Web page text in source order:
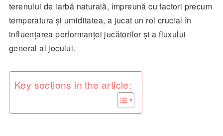
terenului de iarbă naturală, împreună cu factori precum
temperatura și umiditatea, a jucat un rol crucial în
influențarea performanței jucătorilor și a fluxului
general al jocului.
Key sections in the article: